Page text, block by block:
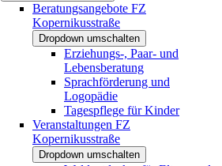
Beratungsangebote FZ
Kopernikusstraße
Dropdown umschalten
Erziehungs-, Paar- und
Lebensberatung
Sprachförderung und
Logopädie
Tagespflege für Kinder
Veranstaltungen FZ
Kopernikusstraße
Dropdown umschalten